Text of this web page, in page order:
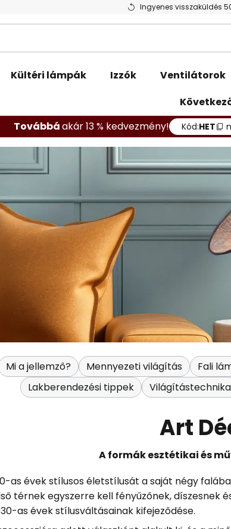
Ingyenes visszaküldés
Kültéri lámpák Izzók Ventilátorok
Továbbáakár 13 % kedvezmény! Kód:HET
Mi a jellemző? Mennyezeti világítás Fali
Lakberendezési tippek
Világítástechnika
Art
A formák esztétikai és
as évek stílusos életstílusát a saját négy
térnek egyszerre kell fényűzőnek, díszesnek
as évek stílusváltásainak kifejeződése.